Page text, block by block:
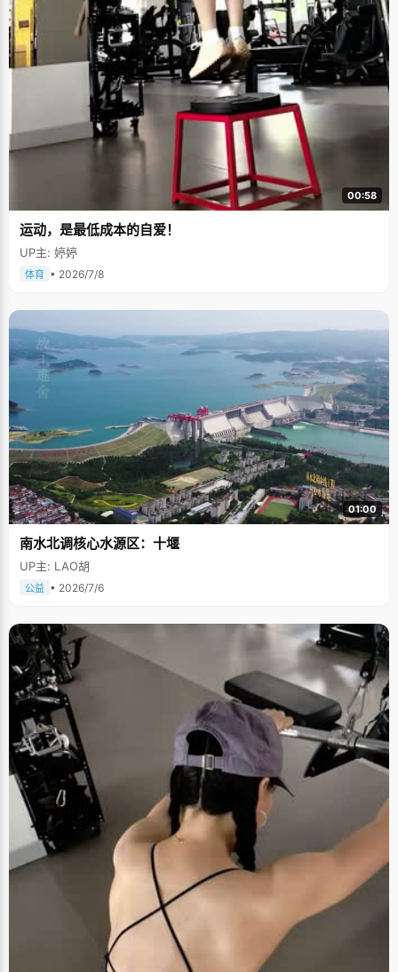
00:58
运动，是最低成本的自爱！
UP主: 婷婷
体育 • 2026/7/8
01:00
南水北调核心水源区：十堰
UP主: LAO胡
公益 • 2026/7/6